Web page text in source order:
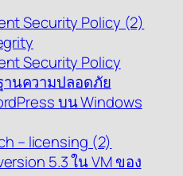
Security Policy (2)
Security Policy
นความปลอดภัย
บน Windows
– licensing (2)
5.3 ใน VM ของ